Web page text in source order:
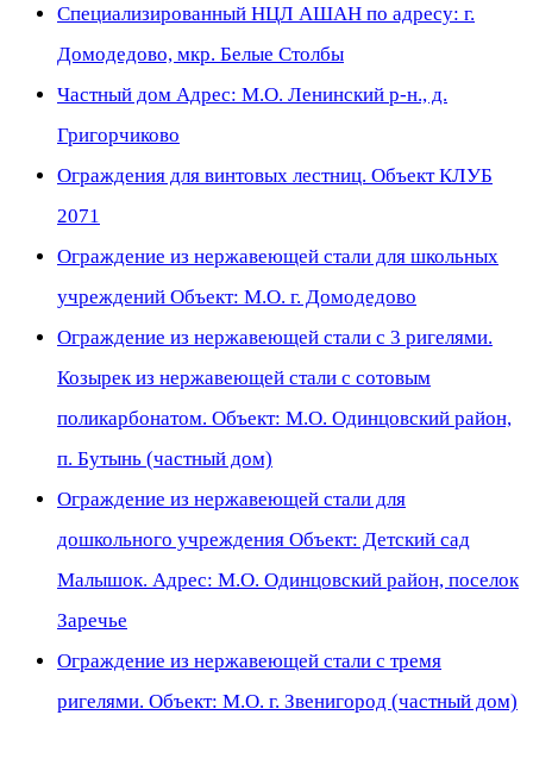
Специализированный НЦЛ АШАН по адресу: г.
Домодедово, мкр. Белые Столбы
Частный дом Адрес: М.О. Ленинский р-н., д.
Григорчиково
Ограждения для винтовых лестниц. Объект КЛУБ
2071
Ограждение из нержавеющей стали для школьных
учреждений Объект: М.О. г. Домодедово
Ограждение из нержавеющей стали с 3 ригелями.
Козырек из нержавеющей стали с сотовым
поликарбонатом. Объект: М.О. Одинцовский район,
п. Бутынь (частный дом)
Ограждение из нержавеющей стали для
дошкольного учреждения Объект: Детский сад
Малышок. Адрес: М.О. Одинцовский район, поселок
Заречье
Ограждение из нержавеющей стали с тремя
ригелями. Объект: М.О. г. Звенигород (частный дом)